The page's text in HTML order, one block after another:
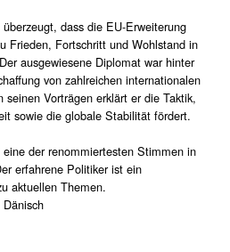
dass die EU-Erweiterung
Frieden, Fortschritt und Wohlstand in
ausgewiesene Diplomat war hinter
von zahlreichen internationalen
seinen Vorträgen erklärt er die Taktik,
sowie die globale Stabilität fördert.
der renommiertesten Stimmen in
erfahrene Politiker ist ein
aktuellen Themen.